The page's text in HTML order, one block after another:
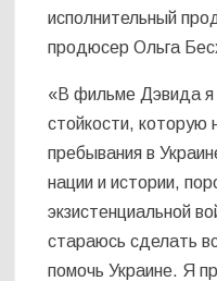
исполнительный
продюсер Ольга
«В фильме Дэвида я
стойкости, которую
пребывания в
нации и истории,
экзистенциальной
стараюсь сделать
помочь Украине. Я